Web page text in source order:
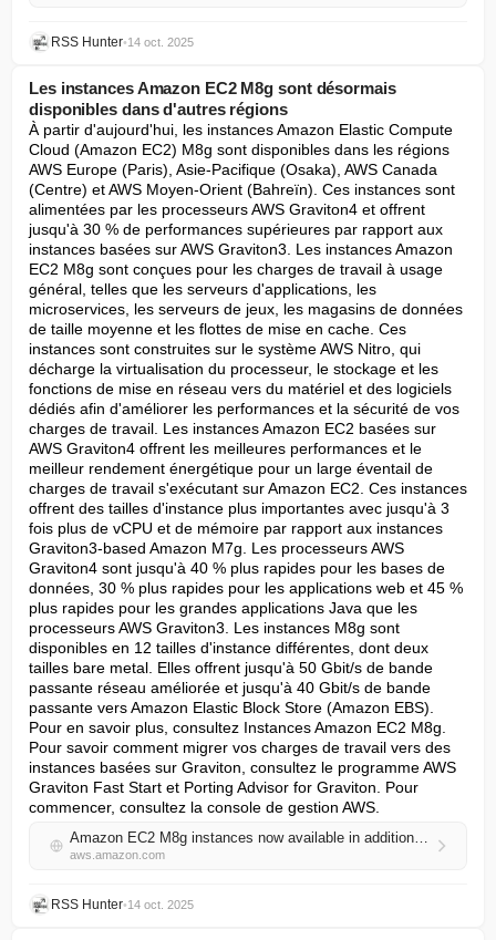
RSS Hunter•14 oct. 2025
Les instances Amazon EC2 M8g sont désormais
disponibles dans d'autres régions
À partir d'aujourd'hui, les instances Amazon Elastic Compute
Cloud (Amazon EC2) M8g sont disponibles dans les régions
AWS Europe (Paris), Asie-Pacifique (Osaka), AWS Canada
(Centre) et AWS Moyen-Orient (Bahreïn). Ces instances sont
alimentées par les processeurs AWS Graviton4 et offrent
jusqu'à 30 % de performances supérieures par rapport aux
instances basées sur AWS Graviton3. Les instances Amazon
EC2 M8g sont conçues pour les charges de travail à usage
général, telles que les serveurs d'applications, les
microservices, les serveurs de jeux, les magasins de données
de taille moyenne et les flottes de mise en cache. Ces
instances sont construites sur le système AWS Nitro, qui
décharge la virtualisation du processeur, le stockage et les
fonctions de mise en réseau vers du matériel et des logiciels
dédiés afin d'améliorer les performances et la sécurité de vos
charges de travail. Les instances Amazon EC2 basées sur
AWS Graviton4 offrent les meilleures performances et le
meilleur rendement énergétique pour un large éventail de
charges de travail s'exécutant sur Amazon EC2. Ces instances
offrent des tailles d'instance plus importantes avec jusqu'à 3
fois plus de vCPU et de mémoire par rapport aux instances
Graviton3-based Amazon M7g. Les processeurs AWS
Graviton4 sont jusqu'à 40 % plus rapides pour les bases de
données, 30 % plus rapides pour les applications web et 45 %
plus rapides pour les grandes applications Java que les
processeurs AWS Graviton3. Les instances M8g sont
disponibles en 12 tailles d'instance différentes, dont deux
tailles bare metal. Elles offrent jusqu'à 50 Gbit/s de bande
passante réseau améliorée et jusqu'à 40 Gbit/s de bande
passante vers Amazon Elastic Block Store (Amazon EBS).
Pour en savoir plus, consultez Instances Amazon EC2 M8g.
Pour savoir comment migrer vos charges de travail vers des
instances basées sur Graviton, consultez le programme AWS
Graviton Fast Start et Porting Advisor for Graviton. Pour
commencer, consultez la console de gestion AWS.
Amazon EC2 M8g instances now available in additional regions
aws.amazon.com
RSS Hunter•14 oct. 2025